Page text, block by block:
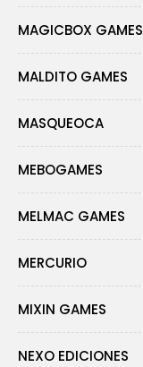
MAGICBOX GAMES
MALDITO GAMES
MASQUEOCA
MEBOGAMES
MELMAC GAMES
MERCURIO
MIXIN GAMES
NEXO EDICIONES